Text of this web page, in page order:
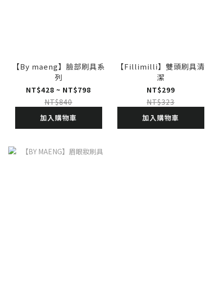
【By maeng】臉部刷具系
列
NT$428 ~ NT$798
NT$840
加入購物車
【Fillimilli】雙頭刷具清
潔
NT$299
NT$323
加入購物車